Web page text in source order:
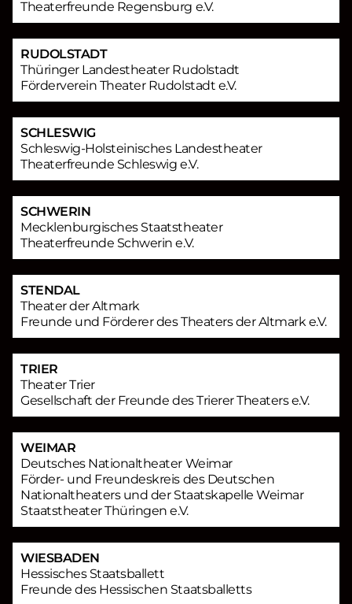
Theaterfreunde Regensburg e.V.
RUDOLSTADT
Thüringer Landestheater Rudolstadt
Förderverein Theater Rudolstadt e.V.
SCHLESWIG
Schleswig-Holsteinisches Landestheater
Theaterfreunde Schleswig e.V.
SCHWERIN
Mecklenburgisches Staatstheater
Theaterfreunde Schwerin e.V.
STENDAL
Theater der Altmark
Freunde und Förderer des Theaters der Altmark e.V.
TRIER
Theater Trier
Gesellschaft der Freunde des Trierer Theaters e.V.
WEIMAR
Deutsches Nationaltheater Weimar
Förder- und Freundeskreis des Deutschen
Nationaltheaters und der Staatskapelle Weimar
Staatstheater Thüringen e.V.
WIESBADEN
Hessisches Staatsballett
Freunde des Hessischen Staatsballetts